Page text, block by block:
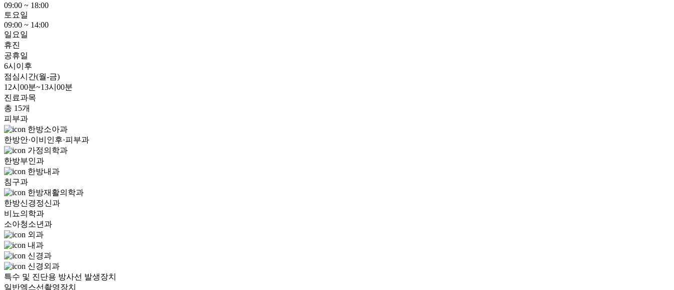
09:00 ~ 18:00
토요일
09:00 ~ 14:00
일요일
휴진
공휴일
6시이후
점심시간(월-금)
12시00분~13시00분
진료과목
총 15개
피부과
한방소아과
한방안·이비인후·피부과
가정의학과
한방부인과
한방내과
침구과
한방재활의학과
한방신경정신과
비뇨의학과
소아청소년과
외과
내과
신경과
신경외과
특수 및 진단용 방사선 발생장치
일반엑스선촬영장치